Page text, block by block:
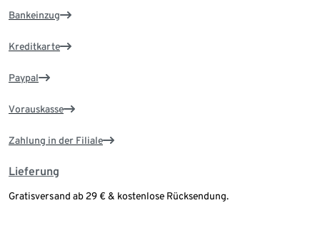
Bankeinzug
Kreditkarte
Paypal
Vorauskasse
Zahlung in der Filiale
Lieferung
Gratisversand ab 29 € & kostenlose Rücksendung.